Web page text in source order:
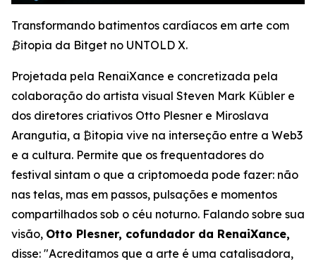
Transformando batimentos cardíacos em arte com
₿itopia da Bitget no UNTOLD X.
Projetada pela RenaiXance e concretizada pela
colaboração do artista visual Steven Mark Kübler e
dos diretores criativos Otto Plesner e Miroslava
Arangutia, a ₿itopia vive na interseção entre a Web3
e a cultura. Permite que os frequentadores do
festival sintam o que a criptomoeda pode fazer: não
nas telas, mas em passos, pulsações e momentos
compartilhados sob o céu noturno. Falando sobre sua
visão, Otto Plesner, cofundador da RenaiXance,
disse: "Acreditamos que a arte é uma catalisadora,